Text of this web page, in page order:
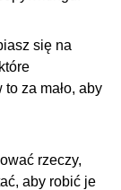
się na
za mało, aby
rzeczy,
aby robić je